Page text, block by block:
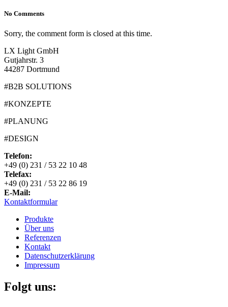
No Comments
Sorry, the comment form is closed at this time.
LX Light GmbH
Gutjahrstr. 3
44287 Dortmund
#B2B SOLUTIONS
#KONZEPTE
#PLANUNG
#DESIGN
Telefon:
+49 (0) 231 / 53 22 10 48
Telefax:
+49 (0) 231 / 53 22 86 19
E-Mail:
Kontaktformular
Produkte
Über uns
Referenzen
Kontakt
Datenschutzerklärung
Impressum
Folgt uns: